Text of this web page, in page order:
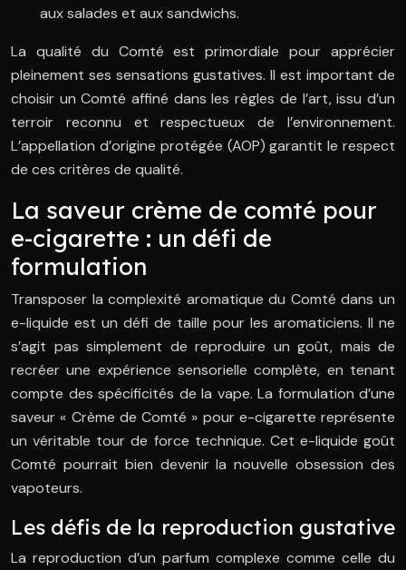
aux salades et aux sandwichs.
La qualité du Comté est primordiale pour apprécier
pleinement ses sensations gustatives. Il est important de
choisir un Comté affiné dans les règles de l’art, issu d’un
terroir reconnu et respectueux de l’environnement.
L’appellation d’origine protégée (AOP) garantit le respect
de ces critères de qualité.
La saveur crème de comté pour
e-cigarette : un défi de
formulation
Transposer la complexité aromatique du Comté dans un
e-liquide est un défi de taille pour les aromaticiens. Il ne
s’agit pas simplement de reproduire un goût, mais de
recréer une expérience sensorielle complète, en tenant
compte des spécificités de la vape. La formulation d’une
saveur « Crème de Comté » pour e-cigarette représente
un véritable tour de force technique. Cet e-liquide goût
Comté pourrait bien devenir la nouvelle obsession des
vapoteurs.
Les défis de la reproduction gustative
La reproduction d’un parfum complexe comme celle du